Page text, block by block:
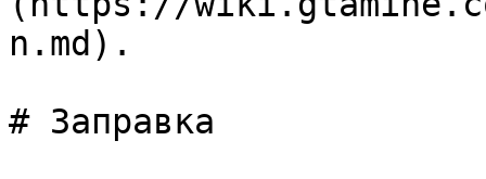
n.md).
# Заправка